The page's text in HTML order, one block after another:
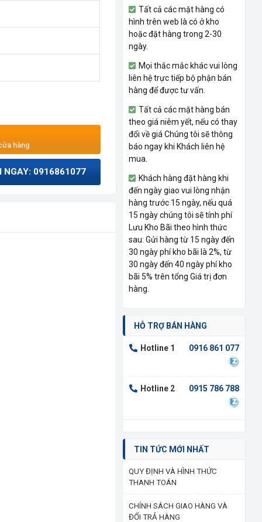
hàng
NGAY: 0916861077
Tất cả các mặt hàng có
hình trên web là có ở kho
hoặc đặt hàng trong 2-30
ngày.
Mọi thắc mắc khác vui lòng
liên hệ trực tiếp bộ phận bán
hàng để được tư vấn.
Tất cả các mặt hàng bán
theo giá niêm yết, nếu có thay
đổi về giá Chúng tôi sẽ thông
báo ngay khi Khách liên hệ
mua.
Khách hàng đặt hàng khi
đến ngày giao vui lòng nhận
hàng trước 15 ngày, nếu quá
15 ngày chúng tôi sẽ tính phí
Lưu Kho Bãi theo hình thức
sau: Gửi hàng từ 15 ngày đến
30 ngày phí kho bãi là 2%, từ
30 ngày đến 40 ngày phí kho
bãi 5% trên tổng Giá trị đơn
hàng.
HỖ TRỢ BÁN HÀNG
Hotline 1 0916 861 077
Hotline 2 0915 786 788
TIN TỨC MỚI NHẤT
QUY ĐỊNH VÀ HÌNH THỨC
THANH TOÁN
CHÍNH SÁCH GIAO HÀNG VÀ
ĐỔI TRẢ HÀNG